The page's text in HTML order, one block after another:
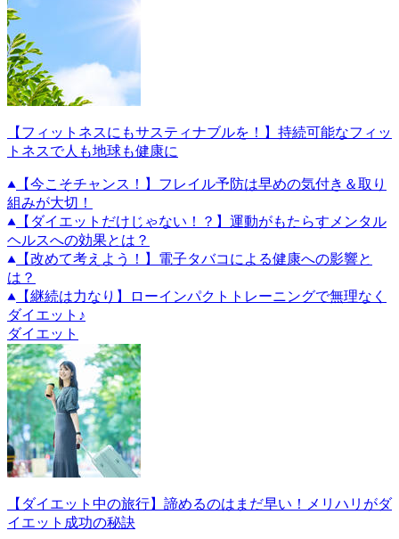
【フィットネスにもサスティナブルを！】持続可能なフィッ
トネスで人も地球も健康に
【今こそチャンス！】フレイル予防は早めの気付き＆取り
組みが大切！
【ダイエットだけじゃない！？】運動がもたらすメンタル
ヘルスへの効果とは？
【改めて考えよう！】電子タバコによる健康への影響と
は？
【継続は力なり】ローインパクトトレーニングで無理なく
ダイエット♪
ダイエット
【ダイエット中の旅行】諦めるのはまだ早い！メリハリがダ
イエット成功の秘訣